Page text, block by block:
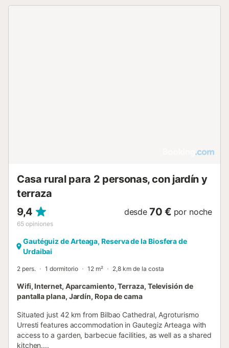
Casa rural para 2 personas, con jardín y
terraza
9,4
65 opiniones
desde 70 € por noche
Gautéguiz de Arteaga, Reserva de la Biosfera de
Urdaibai
2 pers. 1 dormitorio 12 m² 2,8 km de la costa
Wifi, Internet, Aparcamiento, Terraza, Televisión de
pantalla plana, Jardín, Ropa de cama
Situated just 42 km from Bilbao Cathedral, Agroturismo
Urresti features accommodation in Gautegiz Arteaga with
access to a garden, barbecue facilities, as well as a shared
kitchen....